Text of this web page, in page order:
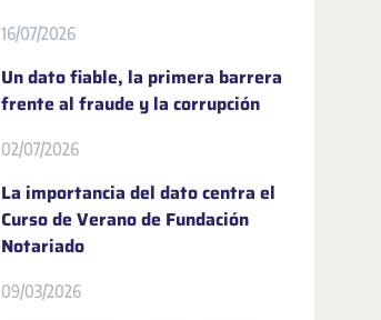
16/07/2026
Un dato fiable, la primera barrera
frente al fraude y la corrupción
02/07/2026
La importancia del dato centra el
Curso de Verano de Fundación
Notariado
09/03/2026